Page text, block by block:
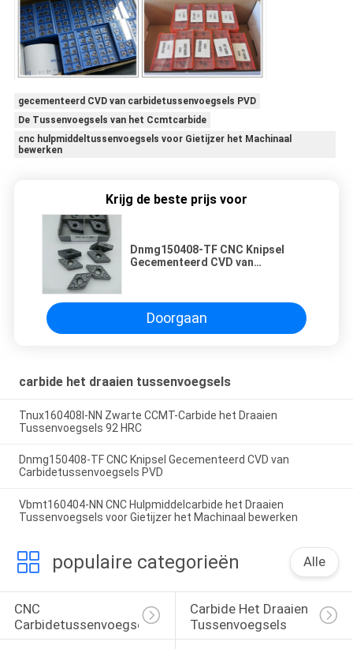
gecementeerd CVD van carbidetussenvoegsels PVD
De Tussenvoegsels van het Ccmtcarbide
cnc hulpmiddeltussenvoegsels voor Gietijzer het Machinaal
bewerken
Krijg de beste prijs voor
Dnmg150408-TF CNC Knipsel
Gecementeerd CVD van
Doorgaan
carbide het draaien tussenvoegsels
Tnux160408l-NN Zwarte CCMT-Carbide het Draaien
Tussenvoegsels 92 HRC
Dnmg150408-TF CNC Knipsel Gecementeerd CVD van
Carbidetussenvoegsels PVD
Vbmt160404-NN CNC Hulpmiddelcarbide het Draaien
Tussenvoegsels voor Gietijzer het Machinaal bewerken
populaire categorieën Alle
CNC
Carbidetussenvoegsels
Carbide Het Draaien
Tussenvoegsels